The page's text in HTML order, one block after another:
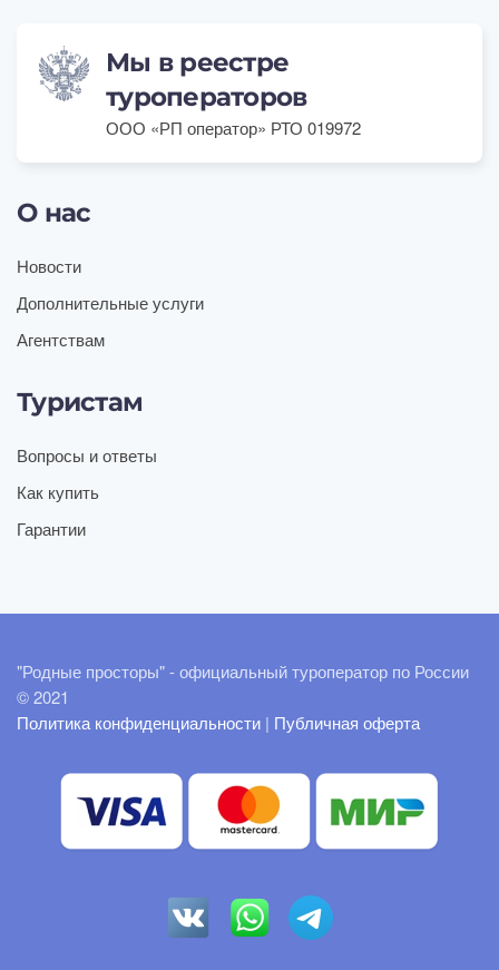
Мы в реестре
туроператоров
ООО «РП оператор» РТО 019972
О нас
Новости
Дополнительные услуги
Агентствам
Туристам
Вопросы и ответы
Как купить
Гарантии
"Родные просторы" - официальный туроператор по России
© 2021
Политика конфиденциальности | Публичная оферта